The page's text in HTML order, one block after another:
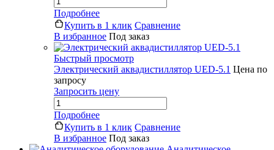
Подробнее
Купить в 1 клик Сравнение
В избранное Под заказ
Быстрый просмотр
Электрический аквадистиллятор UED-5.1 Цена по
запросу
Запросить цену
Подробнее
Купить в 1 клик Сравнение
В избранное Под заказ